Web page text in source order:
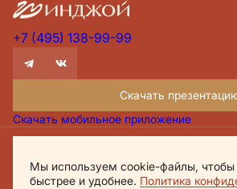
+7 (495) 138-99-99
Скачать
Скачать мобильное приложение
Политика обработки персональных
Обращаем внимание, что настоящий материал
Мы используем cookie-файлы, чтобы
быстрее и удобнее. Политика